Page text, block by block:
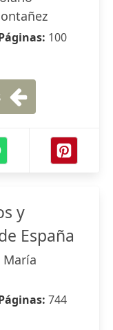
100
y
España
María
744